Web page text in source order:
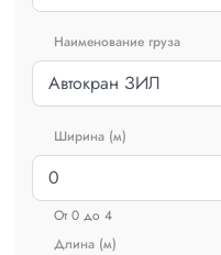
Наименование груза
Ширина (м)
От 0 до 4
Длина (м)